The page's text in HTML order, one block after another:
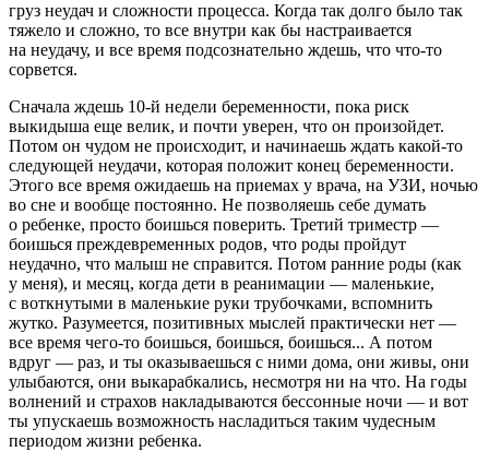
груз неудач и сложности процесса. Когда так долго было так
тяжело и сложно, то все внутри как бы настраивается
на неудачу, и все время подсознательно ждешь, что что-то
сорвется.
Сначала ждешь 10-й недели беременности, пока риск
выкидыша еще велик, и почти уверен, что он произойдет.
Потом он чудом не происходит, и начинаешь ждать какой-то
следующей неудачи, которая положит конец беременности.
Этого все время ожидаешь на приемах у врача, на УЗИ, ночью
во сне и вообще постоянно. Не позволяешь себе думать
о ребенке, просто боишься поверить. Третий триместр —
боишься преждевременных родов, что роды пройдут
неудачно, что малыш не справится. Потом ранние роды (как
у меня), и месяц, когда дети в реанимации — маленькие,
с воткнутыми в маленькие руки трубочками, вспомнить
жутко. Разумеется, позитивных мыслей практически нет —
все время чего-то боишься, боишься, боишься... А потом
вдруг — раз, и ты оказываешься с ними дома, они живы, они
улыбаются, они выкарабкались, несмотря ни на что. На годы
волнений и страхов накладываются бессонные ночи — и вот
ты упускаешь возможность насладиться таким чудесным
периодом жизни ребенка.